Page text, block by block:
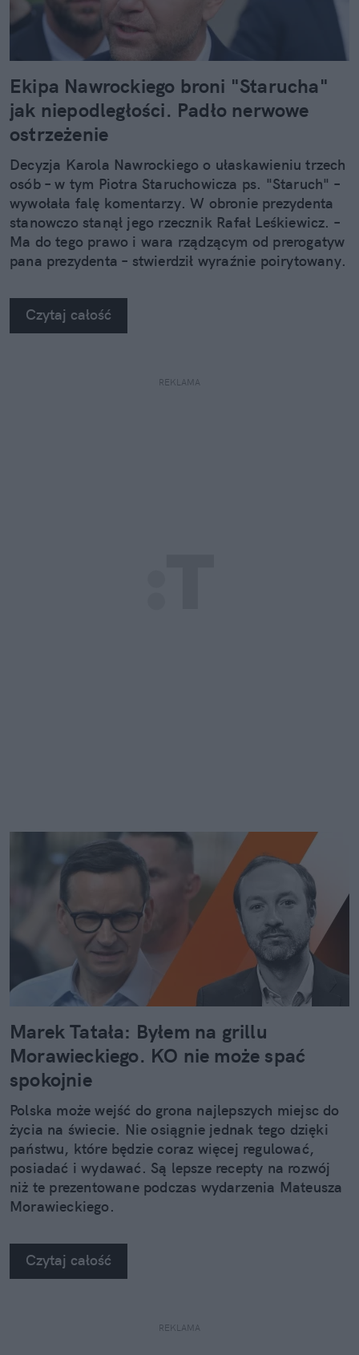
Ekipa Nawrockiego broni "Starucha"
jak niepodległości. Padło nerwowe
ostrzeżenie
Decyzja Karola Nawrockiego o ułaskawieniu trzech
osób – w tym Piotra Staruchowicza ps. "Staruch" –
wywołała falę komentarzy. W obronie prezydenta
stanowczo stanął jego rzecznik Rafał Leśkiewicz. –
Ma do tego prawo i wara rządzącym od prerogatyw
pana prezydenta – stwierdził wyraźnie poirytowany.
Czytaj całość
REKLAMA
Marek Tatała: Byłem na grillu
Morawieckiego. KO nie może spać
spokojnie
Polska może wejść do grona najlepszych miejsc do
życia na świecie. Nie osiągnie jednak tego dzięki
państwu, które będzie coraz więcej regulować,
posiadać i wydawać. Są lepsze recepty na rozwój
niż te prezentowane podczas wydarzenia Mateusza
Morawieckiego.
Czytaj całość
REKLAMA